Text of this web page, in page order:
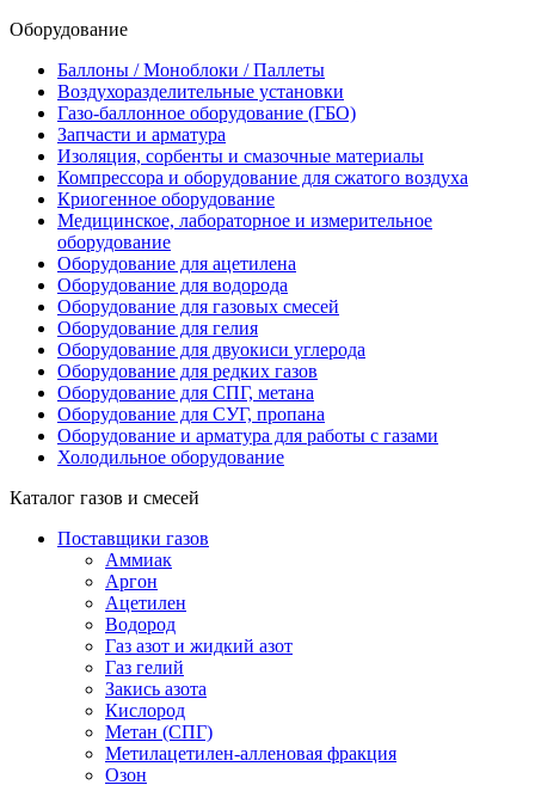
Оборудование
Баллоны / Моноблоки / Паллеты
Воздухоразделительные установки
Газо-баллонное оборудование (ГБО)
Запчасти и арматура
Изоляция, сорбенты и смазочные материалы
Компрессора и оборудование для сжатого воздуха
Криогенное оборудование
Медицинское, лабораторное и измерительное
оборудование
Оборудование для ацетилена
Оборудование для водорода
Оборудование для газовых смесей
Оборудование для гелия
Оборудование для двуокиси углерода
Оборудование для редких газов
Оборудование для СПГ, метана
Оборудование для СУГ, пропана
Оборудование и арматура для работы с газами
Холодильное оборудование
Каталог газов и смесей
Поставщики газов
Аммиак
Аргон
Ацетилен
Водород
Газ азот и жидкий азот
Газ гелий
Закись азота
Кислород
Метан (СПГ)
Метилацетилен-алленовая фракция
Озон